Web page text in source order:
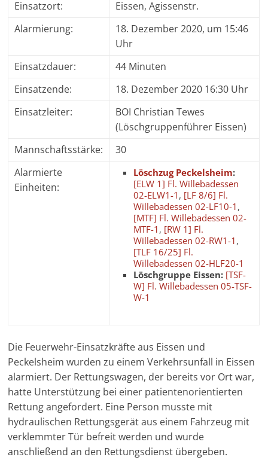
Einsatzort:
Eissen, Agissenstr.
Alarmierung:
18. Dezember 2020, um 15:46
Uhr
Einsatzdauer:
44 Minuten
Einsatzende:
18. Dezember 2020 16:30 Uhr
Einsatzleiter:
BOI Christian Tewes
(Löschgruppenführer Eissen)
Mannschaftsstärke:
30
Alarmierte
Einheiten:
Löschzug Peckelsheim:
[ELW 1] Fl. Willebadessen
02-ELW1-1 , [LF 8/6] Fl.
Willebadessen 02-LF10-1 ,
[MTF] Fl. Willebadessen 02-
MTF-1 , [RW 1] Fl.
Willebadessen 02-RW1-1 ,
[TLF 16/25] Fl.
Willebadessen 02-HLF20-1
Löschgruppe Eissen: [TSF-
W] Fl. Willebadessen 05-TSF-
W-1
Die Feuerwehr-Einsatzkräfte aus Eissen und
Peckelsheim wurden zu einem Verkehrsunfall in Eissen
alarmiert. Der Rettungswagen, der bereits vor Ort war,
hatte Unterstützung bei einer patientenorientierten
Rettung angefordert. Eine Person musste mit
hydraulischen Rettungsgerät aus einem Fahrzeug mit
verklemmter Tür befreit werden und wurde
anschließend an den Rettungsdienst übergeben.